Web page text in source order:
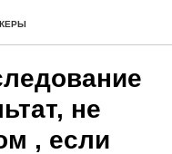
не
, если